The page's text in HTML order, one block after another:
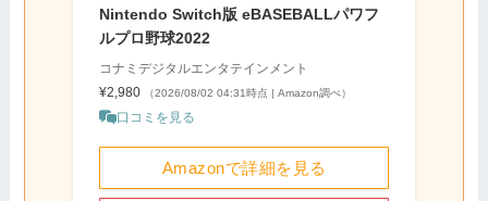
Nintendo Switch版 eBASEBALLパワフ
ルプロ野球2022
コナミデジタルエンタテインメント
¥2,980
（2026/08/02 04:31時点 | Amazon調べ）
口コミを見る
Amazonで詳細を見る